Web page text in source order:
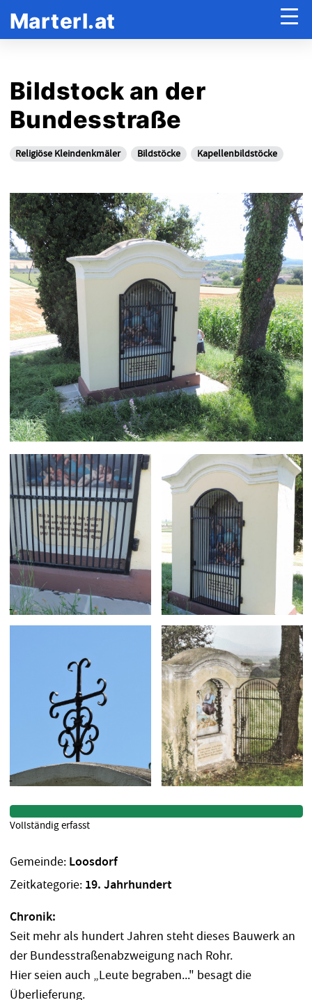
Marterl.at
Bildstock an der
Bundesstraße
Religiöse Kleindenkmäler Bildstöcke Kapellenbildstöcke
Gemeinde: Loosdorf
Zeitkategorie: 19. Jahrhundert
Chronik:
Seit mehr als hundert Jahren steht dieses Bauwerk an
der Bundesstraßenabzweigung nach Rohr.
Hier seien auch „Leute begraben..." besagt die
Überlieferung.
Vollständig erfasst